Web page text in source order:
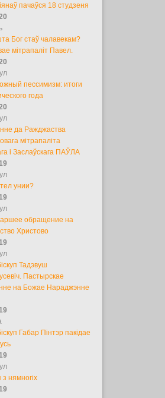
пачаўся 18 студзеня
Бог стаў чалавекам?
мітрапаліт Павел.
пессимизм: итоги
года
да Ражджаства
мітрапаліта
і Заслаўскага ПАЎЛА
унии?
обращение на
Христово
Тадэвуш
Пастырскае
на Божае Нараджэнне
Габар Пінтэр пакідае
з нямногіх